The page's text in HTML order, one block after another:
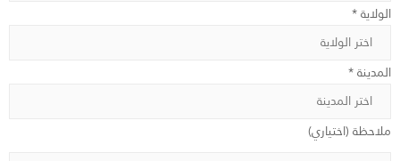
الولاية *
المدينة *
ملاحظة (اختياري)